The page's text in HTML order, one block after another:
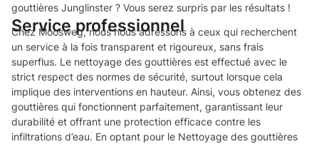
gouttières Junglinster ? Vous serez surpris par les résultats !
Service professionnel
Chez Moosweg, nous nous adressons à ceux qui recherchent
un service à la fois transparent et rigoureux, sans frais
superflus. Le nettoyage des gouttières est effectué avec le
strict respect des normes de sécurité, surtout lorsque cela
implique des interventions en hauteur. Ainsi, vous obtenez des
gouttières qui fonctionnent parfaitement, garantissant leur
durabilité et offrant une protection efficace contre les
infiltrations d’eau. En optant pour le Nettoyage des gouttières